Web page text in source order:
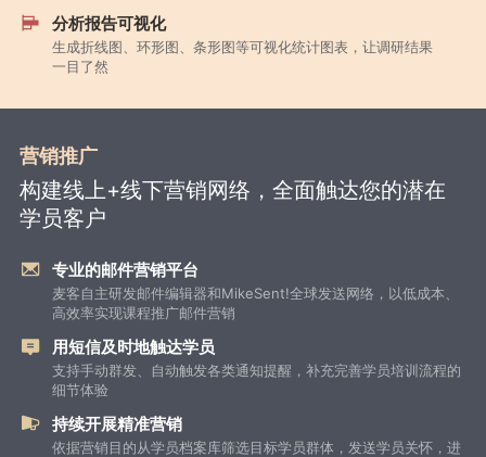
分析报告可视化
生成折线图、环形图、条形图等可视化统计图表，让调研结果
一目了然
营销推广
构建线上+线下营销网络，全面触达您的潜在
学员客户
专业的邮件营销平台
麦客自主研发邮件编辑器和MikeSent!全球发送网络，以低成本、
高效率实现课程推广邮件营销
用短信及时地触达学员
支持手动群发、自动触发各类通知提醒，补充完善学员培训流程的
细节体验
持续开展精准营销
依据营销目的从学员档案库筛选目标学员群体，发送学员关怀，进